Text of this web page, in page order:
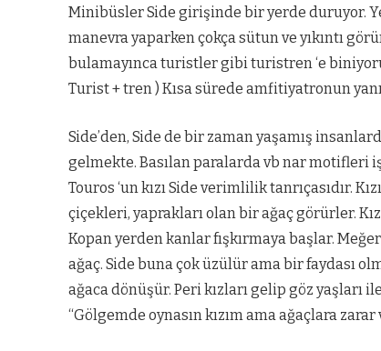
Minibüsler Side girişinde bir yerde duruyor.
manevra yaparken çokça sütun ve yıkıntı
bulamayınca turistler gibi turistren ‘e
Turist + tren ) Kısa sürede amfitiyatronun
Side’den, Side de bir zaman yaşamış
gelmekte. Basılan paralarda vb nar
Touros ‘un kızı Side verimlilik tanrıçasıdır.
çiçekleri, yaprakları olan bir ağaç görürler.
Kopan yerden kanlar fışkırmaya başlar.
ağaç. Side buna çok üzülür ama bir faydası
ağaca dönüşür. Peri kızları gelip göz yaşları
“Gölgemde oynasın kızım ama ağaçlara